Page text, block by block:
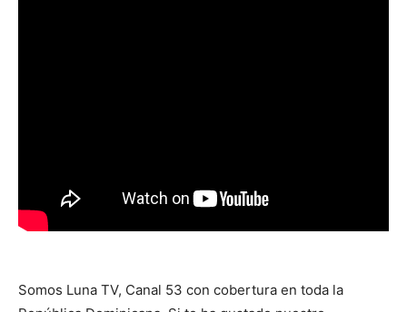
Somos Luna TV, Canal 53 con cobertura en toda la